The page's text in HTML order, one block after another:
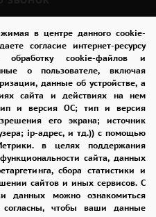
в центре данного cookie-
согласие интернет-ресурсу
cookie-файлов и
о пользователе, включая
данные об устройстве, а
сайта и действиях на нем
и версия ОС; тип и версия
его экрана; источник
ip-адрес, и тд.)) с помощью
в целях поддержания
сайта, данных
сбора статистики и
сайтов и иных сервисов. С
данных можно ознакомиться
чтобы ваши данные
Вокзала 2,
в Москве"
оферта
ООО «Банк Точка»